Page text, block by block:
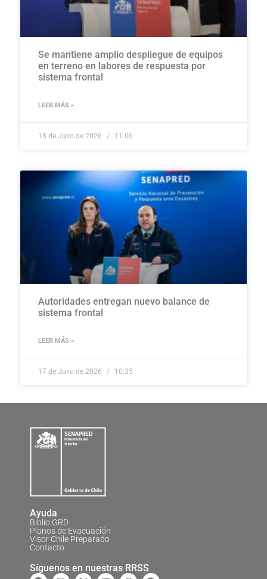
Se mantiene amplio despliegue de equipos
en terreno en labores de respuesta por
sistema frontal
LEER MÁS »
18 de Julio de 2026 11:06
Autoridades entregan nuevo balance de
sistema frontal
LEER MÁS »
17 de Julio de 2026 10:35
Ayuda
Biblio GRD
Planos de Evacuación
Visor Chile Preparado
Contacto
Síguenos en nuestras RRSS